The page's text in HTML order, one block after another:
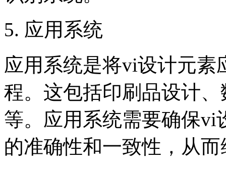
5. 应用系统
应用系统是将vi设计元素
程。这包括印刷品设计
等。应用系统需要确保vi
的准确性和一致性，从